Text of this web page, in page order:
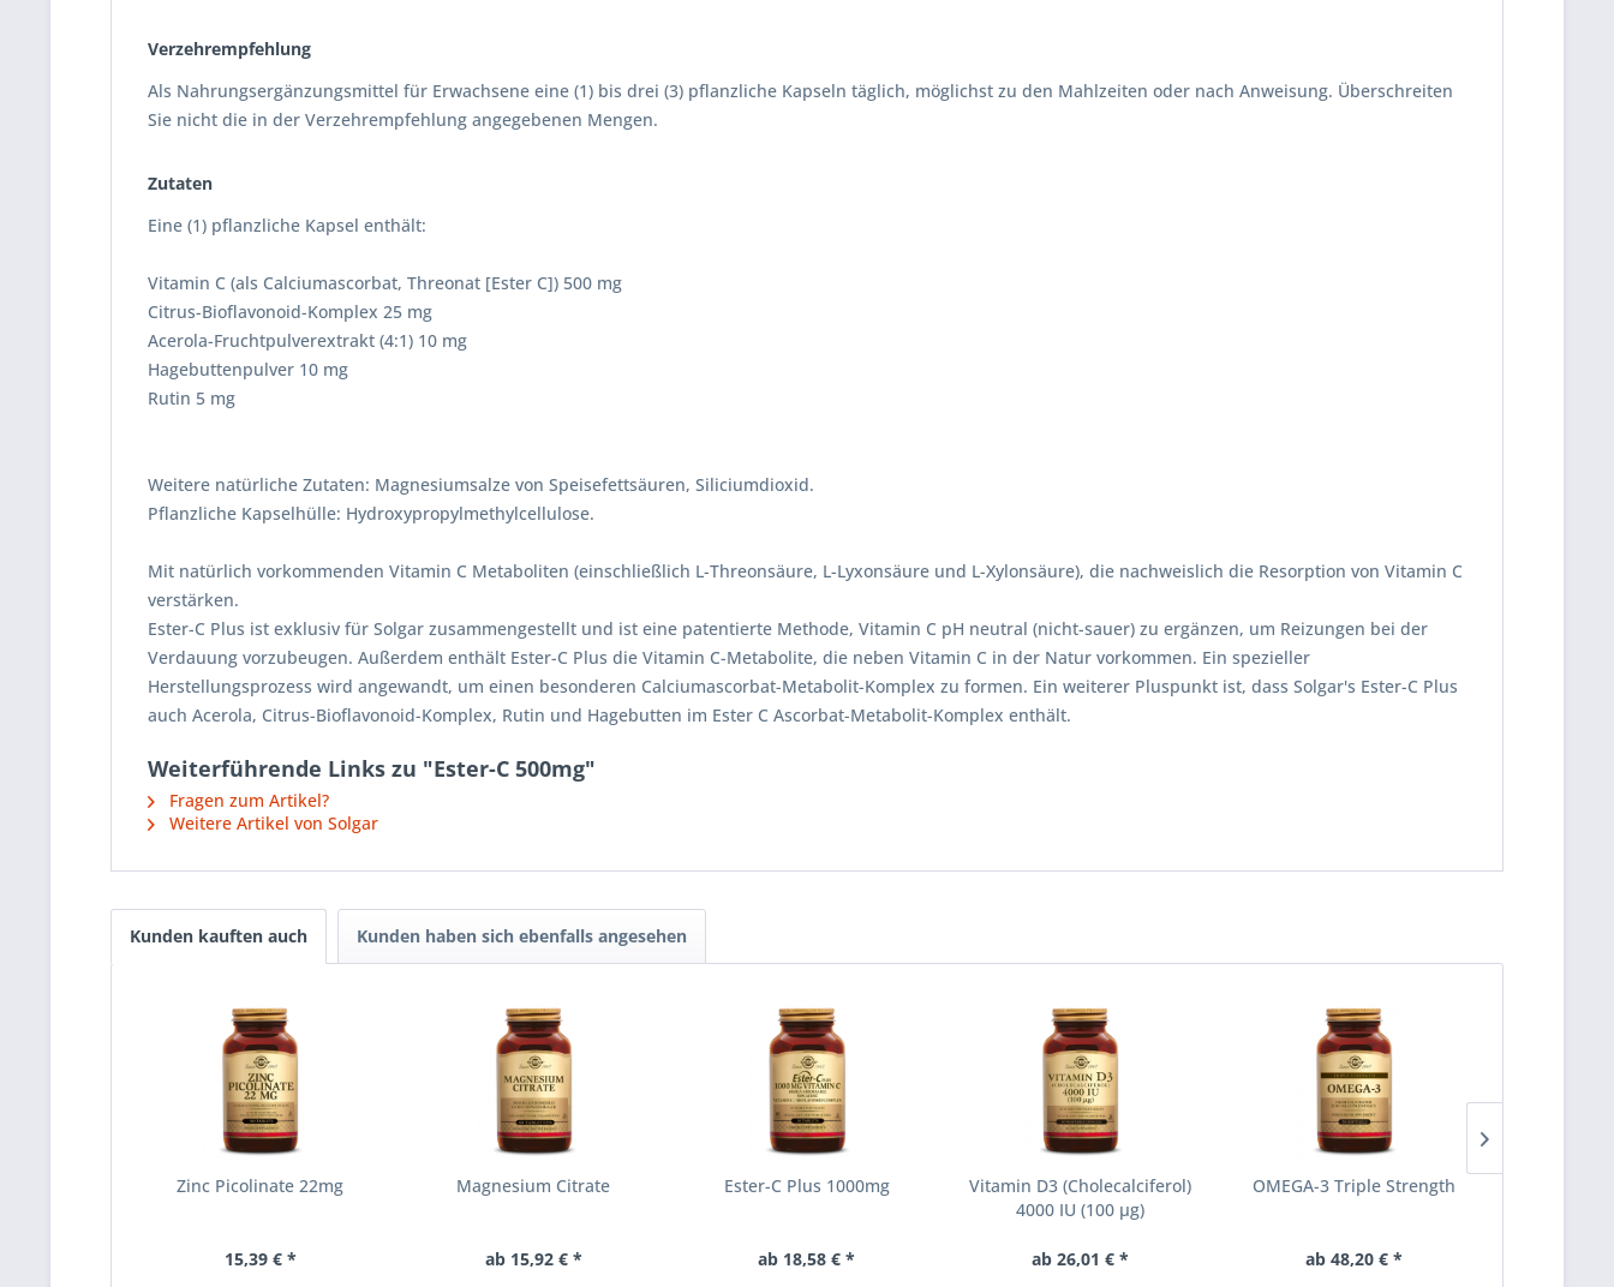
Verzehrempfehlung
Als Nahrungsergänzungsmittel für Erwachsene eine (1) bis drei (3) pflanzliche Kapseln täglich, möglichst zu den Mahlzeiten oder nach Anweisung. Überschreiten
Sie nicht die in der Verzehrempfehlung angegebenen Mengen.
Zutaten
Eine (1) pflanzliche Kapsel enthält:
Vitamin C (als Calciumascorbat, Threonat [Ester C]) 500 mg
Citrus-Bioflavonoid-Komplex 25 mg
Acerola-Fruchtpulverextrakt (4:1) 10 mg
Hagebuttenpulver 10 mg
Rutin 5 mg
Weitere natürliche Zutaten: Magnesiumsalze von Speisefettsäuren, Siliciumdioxid.
Pflanzliche Kapselhülle: Hydroxypropylmethylcellulose.
Mit natürlich vorkommenden Vitamin C Metaboliten (einschließlich L-Threonsäure, L-Lyxonsäure und L-Xylonsäure), die nachweislich die Resorption von Vitamin C
verstärken.
Ester-C Plus ist exklusiv für Solgar zusammengestellt und ist eine patentierte Methode, Vitamin C pH neutral (nicht-sauer) zu ergänzen, um Reizungen bei der
Verdauung vorzubeugen. Außerdem enthält Ester-C Plus die Vitamin C-Metabolite, die neben Vitamin C in der Natur vorkommen. Ein spezieller
Herstellungsprozess wird angewandt, um einen besonderen Calciumascorbat-Metabolit-Komplex zu formen. Ein weiterer Pluspunkt ist, dass Solgar's Ester-C Plus
auch Acerola, Citrus-Bioflavonoid-Komplex, Rutin und Hagebutten im Ester C Ascorbat-Metabolit-Komplex enthält.
Weiterführende Links zu "Ester-C 500mg"
Fragen zum Artikel?
Weitere Artikel von Solgar
Kunden kauften auch Kunden haben sich ebenfalls angesehen
Zinc Picolinate 22mg
15,39 € *
Magnesium Citrate
ab 15,92 € *
Ester-C Plus 1000mg
ab 18,58 € *
Vitamin D3 (Cholecalciferol)
4000 IU (100 µg)
ab 26,01 € *
OMEGA-3 Triple Strength
ab 48,20 € *